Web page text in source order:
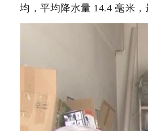
均，平均降水量 14.4 毫米